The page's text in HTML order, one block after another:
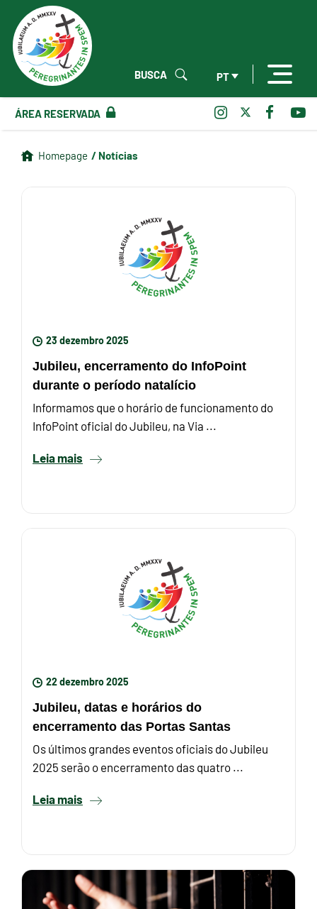
PT
BUSCA
ÁREA RESERVADA
Homepage / Notícias
23 dezembro 2025
Jubileu, encerramento do InfoPoint
durante o período natalício
Informamos que o horário de funcionamento do
InfoPoint oficial do Jubileu, na Via ...
Leia mais
22 dezembro 2025
Jubileu, datas e horários do
encerramento das Portas Santas
Os últimos grandes eventos oficiais do Jubileu
2025 serão o encerramento das quatro ...
Leia mais